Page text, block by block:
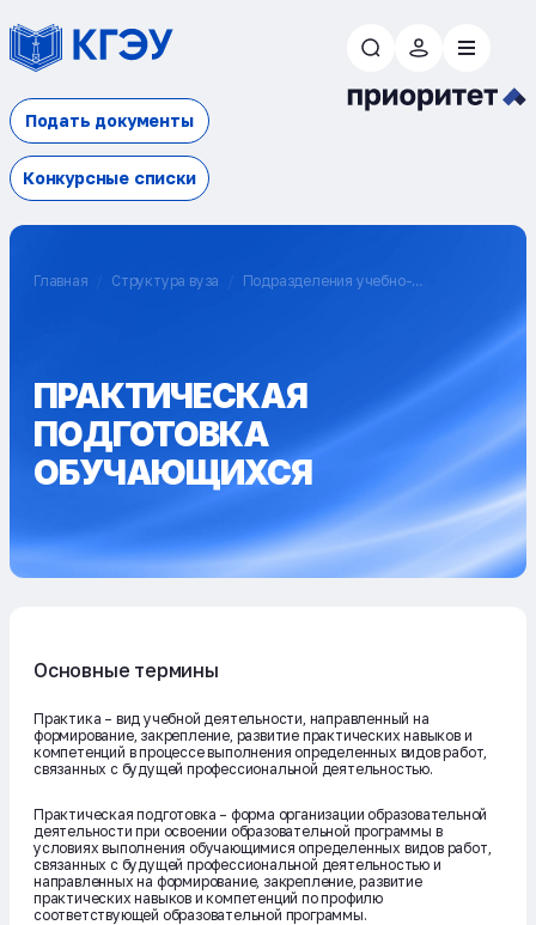
Подать документы
Конкурсные списки
Главная Структура вуза
Подразделения учебно-
ПРАКТИЧЕСКАЯ
ПОДГОТОВКА
ОБУЧАЮЩИХСЯ
Основные термины
Практика – вид учебной деятельности, направленный на
формирование, закрепление, развитие практических навыков и
компетенций в процессе выполнения определенных видов работ,
связанных с будущей профессиональной деятельностью.
Практическая подготовка – форма организации образовательной
деятельности при освоении образовательной программы в
условиях выполнения обучающимися определенных видов работ,
связанных с будущей профессиональной деятельностью и
направленных на формирование, закрепление, развитие
практических навыков и компетенций по профилю
соответствующей образовательной программы.